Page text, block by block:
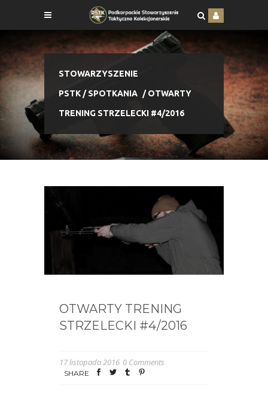
STOWARZYSZENIE
PSTK /SPOTKANIA /OTWARTY
TRENING STRZELECKI #4/2016
OTWARTY TRENING
STRZELECKI #4/2016
17 listopada 2016 0 Comments
SHARE